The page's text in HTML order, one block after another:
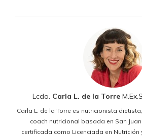
Lcda. Carla L. de la Torre
Carla L. de la Torre es nutricionista
coach nutricional basada en San
certificada como Licenciada en Nutrición